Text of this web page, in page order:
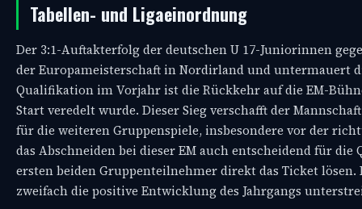
Tabellen- und Ligaeinordnung
Der 3:1-Auftakterfolg der deutschen U 17-Juniorinnen
der Europameisterschaft in Nordirland und untermauert
Qualifikation im Vorjahr ist die Rückkehr auf die EM-
Start veredelt wurde. Dieser Sieg verschafft der
für die weiteren Gruppenspiele, insbesondere vor der
das Abschneiden bei dieser EM auch entscheidend für
ersten beiden Gruppenteilnehmer direkt das Ticket
zweifach die positive Entwicklung des Jahrgangs